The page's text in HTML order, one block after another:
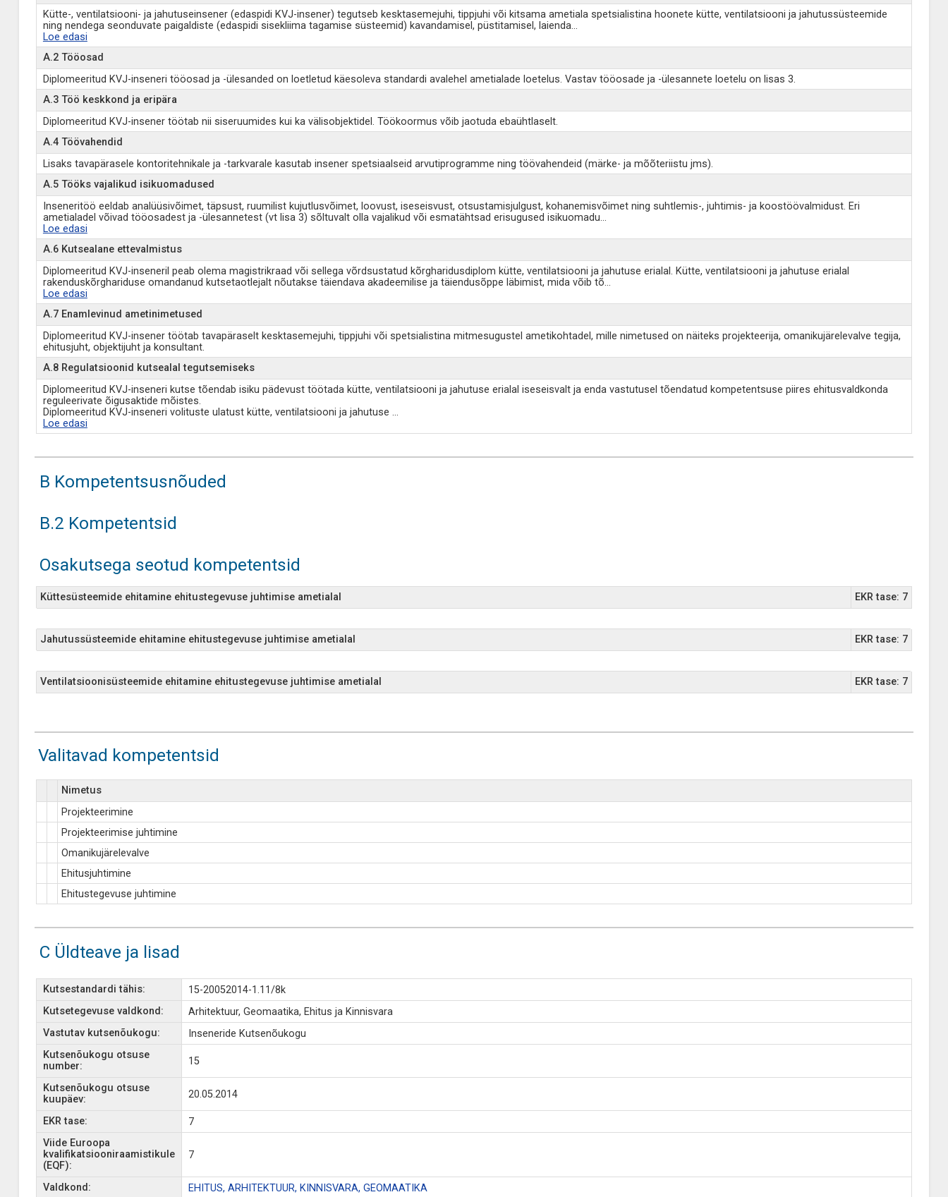
Kütte-, ventilatsiooni- ja jahutuseinsener (edaspidi KVJ-insener) tegutseb kesktasemejuhi, tippjuhi või kitsama ametiala spetsialistina hoonete kütte, ventilatsiooni ja jahutussüsteemide
ning nendega seonduvate paigaldiste (edaspidi sisekliima tagamise süsteemid) kavandamisel, püstitamisel, laienda...
Loe edasi
A.2 Tööosad
Diplomeeritud KVJ-inseneri tööosad ja -ülesanded on loetletud käesoleva standardi avalehel ametialade loetelus. Vastav tööosade ja -ülesannete loetelu on lisas 3.
A.3 Töö keskkond ja eripära
Diplomeeritud KVJ-insener töötab nii siseruumides kui ka välisobjektidel. Töökoormus võib jaotuda ebaühtlaselt.
A.4 Töövahendid
Lisaks tavapärasele kontoritehnikale ja -tarkvarale kasutab insener spetsiaalseid arvutiprogramme ning töövahendeid (märke- ja mõõteriistu jms).
A.5 Tööks vajalikud isikuomadused
Inseneritöö eeldab analüüsivõimet, täpsust, ruumilist kujutlusvõimet, loovust, iseseisvust, otsustamisjulgust, kohanemisvõimet ning suhtlemis-, juhtimis- ja koostöövalmidust. Eri
ametialadel võivad tööosadest ja -ülesannetest (vt lisa 3) sõltuvalt olla vajalikud või esmatähtsad erisugused isikuomadu...
Loe edasi
A.6 Kutsealane ettevalmistus
Diplomeeritud KVJ-inseneril peab olema magistrikraad või sellega võrdsustatud kõrgharidusdiplom kütte, ventilatsiooni ja jahutuse erialal. Kütte, ventilatsiooni ja jahutuse erialal
rakenduskõrghariduse omandanud kutsetaotlejalt nõutakse täiendava akadeemilise ja täiendusõppe läbimist, mida võib tõ...
Loe edasi
A.7 Enamlevinud ametinimetused
Diplomeeritud KVJ-insener töötab tavapäraselt kesktasemejuhi, tippjuhi või spetsialistina mitmesugustel ametikohtadel, mille nimetused on näiteks projekteerija, omanikujärelevalve tegija,
ehitusjuht, objektijuht ja konsultant.
A.8 Regulatsioonid kutsealal tegutsemiseks
Diplomeeritud KVJ-inseneri kutse tõendab isiku pädevust töötada kütte, ventilatsiooni ja jahutuse erialal iseseisvalt ja enda vastutusel tõendatud kompetentsuse piires ehitusvaldkonda
reguleerivate õigusaktide mõistes.
Diplomeeritud KVJ-inseneri volituste ulatust kütte, ventilatsiooni ja jahutuse ...
Loe edasi
B Kompetentsusnõuded
B.2 Kompetentsid
Osakutsega seotud kompetentsid
Küttesüsteemide ehitamine ehitustegevuse juhtimise ametialal EKR tase: 7
Jahutussüsteemide ehitamine ehitustegevuse juhtimise ametialal EKR tase: 7
Ventilatsioonisüsteemide ehitamine ehitustegevuse juhtimise ametialal EKR tase: 7
Valitavad kompetentsid
Nimetus
Projekteerimine
Projekteerimise juhtimine
Omanikujärelevalve
Ehitusjuhtimine
Ehitustegevuse juhtimine
C Üldteave ja lisad
Kutsestandardi tähis:
15-20052014-1.11/8k
Kutsetegevuse valdkond:
Arhitektuur, Geomaatika, Ehitus ja Kinnisvara
Vastutav kutsenõukogu:
Inseneride Kutsenõukogu
Kutsenõukogu otsuse
number:
15
Kutsenõukogu otsuse
kuupäev:
20.05.2014
EKR tase:
7
Viide Euroopa
kvalifikatsiooniraamistikule
(EQF):
7
Valdkond: EHITUS, ARHITEKTUUR, KINNISVARA, GEOMAATIKA